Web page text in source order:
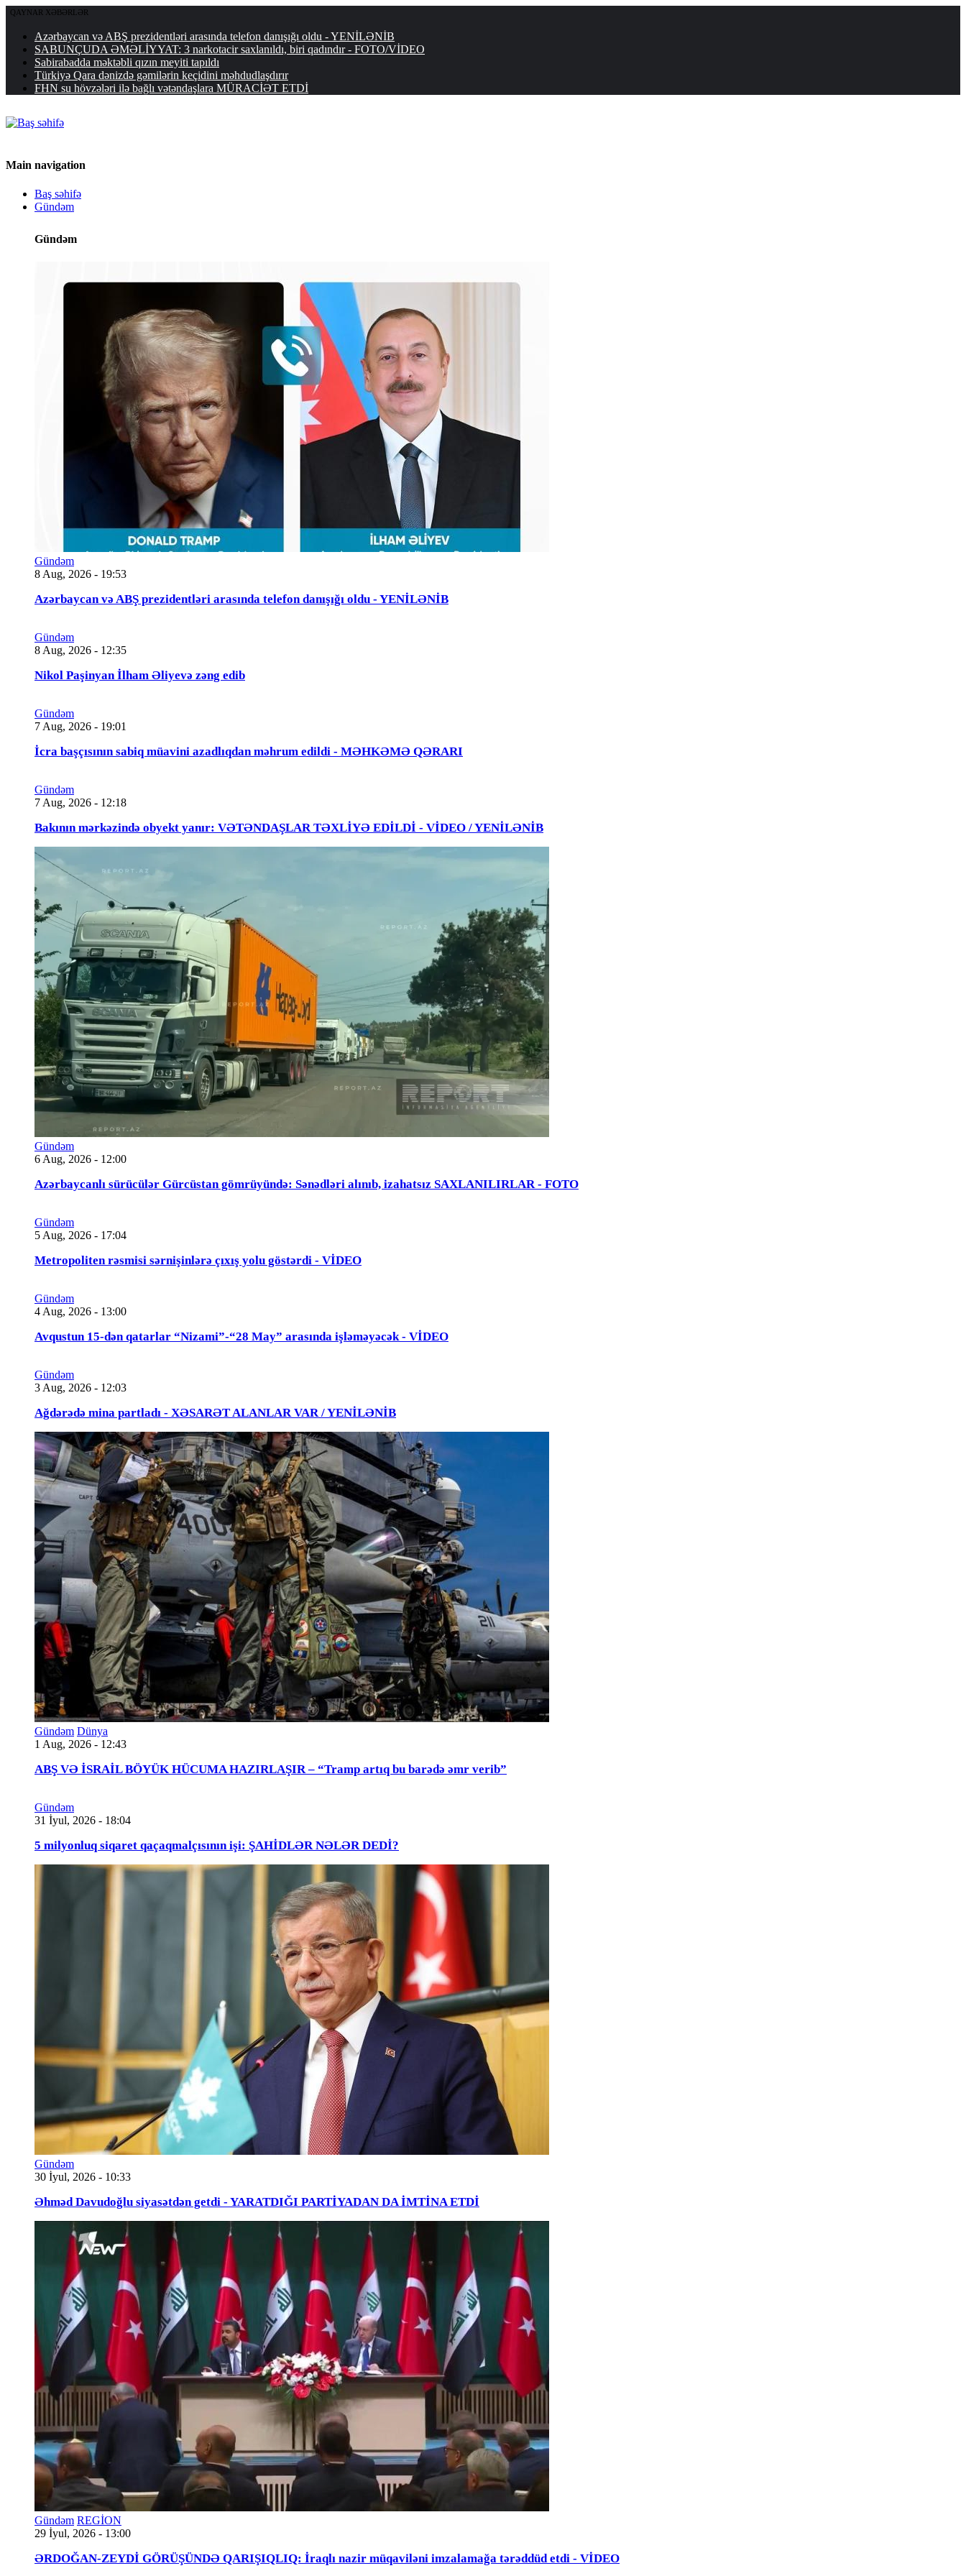
QAYNAR XƏBƏRLƏR
Azərbaycan və ABŞ prezidentləri arasında telefon danışığı oldu - YENİLƏNİB
SABUNÇUDA ƏMƏLİYYAT: 3 narkotacir saxlanıldı, biri qadındır - FOTO/VİDEO
Sabirabadda məktəbli qızın meyiti tapıldı
Türkiyə Qara dənizdə gəmilərin keçidini məhdudlaşdırır
FHN su hövzələri ilə bağlı vətəndaşlara MÜRACİƏT ETDİ
Main navigation
Baş səhifə
Gündəm
Gündəm
Gündəm
8 Aug, 2026 - 19:53
Azərbaycan və ABŞ prezidentləri arasında telefon danışığı oldu - YENİLƏNİB
Gündəm
8 Aug, 2026 - 12:35
Nikol Paşinyan İlham Əliyevə zəng edib
Gündəm
7 Aug, 2026 - 19:01
İcra başçısının sabiq müavini azadlıqdan məhrum edildi - MƏHKƏMƏ QƏRARI
Gündəm
7 Aug, 2026 - 12:18
Bakının mərkəzində obyekt yanır: VƏTƏNDAŞLAR TƏXLİYƏ EDİLDİ - VİDEO / YENİLƏNİB
Gündəm
6 Aug, 2026 - 12:00
Azərbaycanlı sürücülər Gürcüstan gömrüyündə: Sənədləri alınıb, izahatsız SAXLANILIRLAR - FOTO
Gündəm
5 Aug, 2026 - 17:04
Metropoliten rəsmisi sərnişinlərə çıxış yolu göstərdi - VİDEO
Gündəm
4 Aug, 2026 - 13:00
Avqustun 15-dən qatarlar “Nizami”-“28 May” arasında işləməyəcək - VİDEO
Gündəm
3 Aug, 2026 - 12:03
Ağdərədə mina partladı - XƏSARƏT ALANLAR VAR / YENİLƏNİB
Gündəm Dünya
1 Aug, 2026 - 12:43
ABŞ VƏ İSRAİL BÖYÜK HÜCUMA HAZIRLAŞIR – “Tramp artıq bu barədə əmr verib”
Gündəm
31 İyul, 2026 - 18:04
5 milyonluq siqaret qaçaqmalçısının işi: ŞAHİDLƏR NƏLƏR DEDİ?
Gündəm
30 İyul, 2026 - 10:33
Əhməd Davudoğlu siyasətdən getdi - YARATDIĞI PARTİYADAN DA İMTİNA ETDİ
Gündəm REGİON
29 İyul, 2026 - 13:00
ƏRDOĞAN-ZEYDİ GÖRÜŞÜNDƏ QARIŞIQLIQ: İraqlı nazir müqaviləni imzalamağa tərəddüd etdi - VİDEO